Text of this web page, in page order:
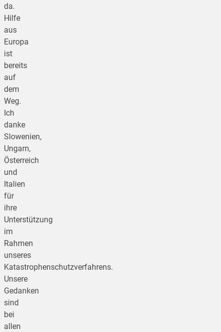
da.
Hilfe
aus
Europa
ist
bereits
auf
dem
Weg.
Ich
danke
Slowenien,
Ungarn,
Österreich
und
Italien
für
ihre
Unterstützung
im
Rahmen
unseres
Katastrophenschutzverfahrens.
Unsere
Gedanken
sind
bei
allen